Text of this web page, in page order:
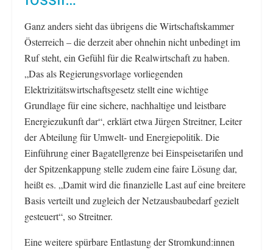
Ganz anders sieht das übrigens die Wirtschaftskammer
Österreich – die derzeit aber ohnehin nicht unbedingt im
Ruf steht, ein Gefühl für die Realwirtschaft zu haben.
„Das als Regierungsvorlage vorliegenden
Elektrizitätswirtschaftsgesetz stellt eine wichtige
Grundlage für eine sichere, nachhaltige und leistbare
Energiezukunft dar“, erklärt etwa Jürgen Streitner, Leiter
der Abteilung für Umwelt- und Energiepolitik. Die
Einführung einer Bagatellgrenze bei Einspeisetarifen und
der Spitzenkappung stelle zudem eine faire Lösung dar,
heißt es. „Damit wird die finanzielle Last auf eine breitere
Basis verteilt und zugleich der Netzausbaubedarf gezielt
gesteuert“, so Streitner.
Eine weitere spürbare Entlastung der Stromkund:innen